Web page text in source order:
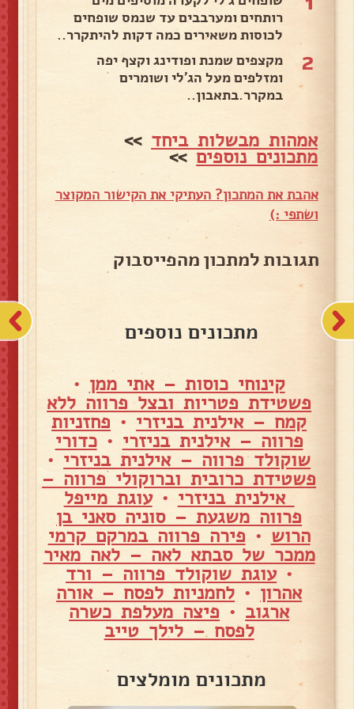
רותחים ומערבבים עד שנמס שופחים
לכוסות משאירים כמה דקות להיתקרר..
2
מקצפים שמנת ופודינג וקצף יפה
ומזלפים מעל הג'לי ושומרים
במקרר.בתאבון..
אמהות מבשלות ביחד >>
מתכונים נוספים>>
אהבת את המתכון? העתיקי את הקישור המקוצר
ושתפי :)
תגובות למתכון מהפייסבוק
מתכונים נוספים
קינוחי כוסות – אתי ממן •
פשטידת פטריות ובצל פרווה ללא
קמח – אילנית בניזרי • פחזניות
פרווה – אילנית בניזרי •כדורי
שוקולד פרווה – אילנית בניזרי •
פשטידת כרובית וברוקולי פרווה –
אילנית בניזרי •עוגת מייפל
פרווה משגעת – סוניה סאני בן
הרוש • פירה פרווה במרקם קרמי
ממכר של סבתא לאה – לאה מאיר
•עוגת שוקולד פרווה – ורד
אהרון • לחמניות לפסח – אורה
ארגוב • פיצה מעלפת כשרה
לפסח – לילך טייב
מתכונים מומלצים